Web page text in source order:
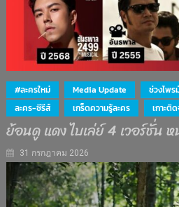
#ละครใหม่ Media Update ช่วงไพร
ละคร-ซีรีส์
เกร็ดความรู้ละคร เกาะติ
ย้อนดู แดง ไบเล่ย์ 4 เวอร์ชั่น
31 กรกฎาคม 2026